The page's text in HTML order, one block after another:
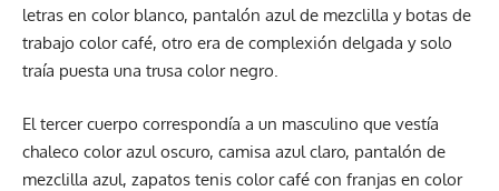
letras en color blanco, pantalón azul de mezclilla y botas de
trabajo color café, otro era de complexión delgada y solo
traía puesta una trusa color negro.
El tercer cuerpo correspondía a un masculino que vestía
chaleco color azul oscuro, camisa azul claro, pantalón de
mezclilla azul, zapatos tenis color café con franjas en color